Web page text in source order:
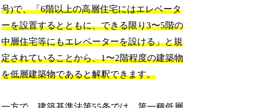
号)で、「6階以上の高層住宅にはエレベータ
ーを設置するとともに、できる限り3〜5階の
中層住宅等にもエレベーターを設ける」と規
定されていることから、1〜2階程度の建築物
を低層建築物であると解釈できます。